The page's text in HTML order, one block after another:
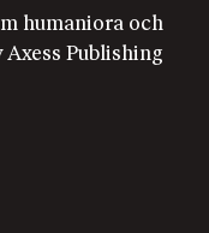
humaniora och
Axess Publishing